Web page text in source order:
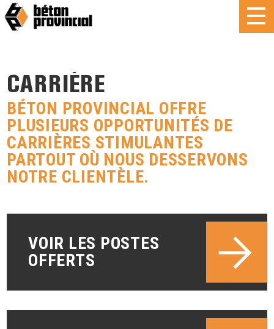
CARRIÈRE
BÉTON PROVINCIAL OFFRE
PLUSIEURS OPPORTUNITÉS DE
CARRIÈRES STIMULANTES
PARTOUT OÙ NOUS DESSERVONS
NOTRE CLIENTÈLE.
VOIR LES POSTES
OFFERTS